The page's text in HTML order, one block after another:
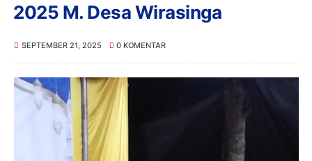
2025 M. Desa Wirasinga
SEPTEMBER 21, 2025 0 KOMENTAR